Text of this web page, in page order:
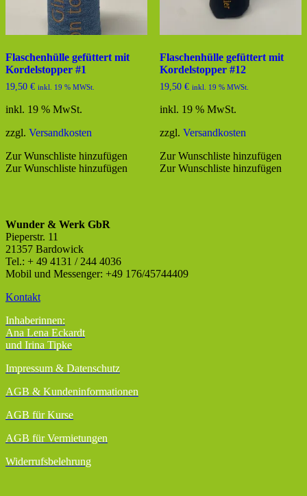
Flaschenhülle gefüttert mit
Kordelstopper #1
19,50 € inkl. 19 % MWSt.
inkl. 19 % MwSt.
zzgl. Versandkosten
Zur Wunschliste hinzufügen
Zur Wunschliste hinzufügen
Flaschenhülle gefüttert mit
Kordelstopper #12
19,50 € inkl. 19 % MWSt.
inkl. 19 % MwSt.
zzgl. Versandkosten
Zur Wunschliste hinzufügen
Zur Wunschliste hinzufügen
Wunder & Werk GbR
Pieperstr. 11
21357 Bardowick
Tel.: + 49 4131 / 244 4036
Mobil und Messenger: +49 176/45744409
Kontakt
Inhaberinnen:
Ana Lena Eckardt
und Irina Tipke
Impressum & Datenschutz
AGB & Kundeninformationen
AGB für Kurse
AGB für Vermietungen
Widerrufsbelehrung